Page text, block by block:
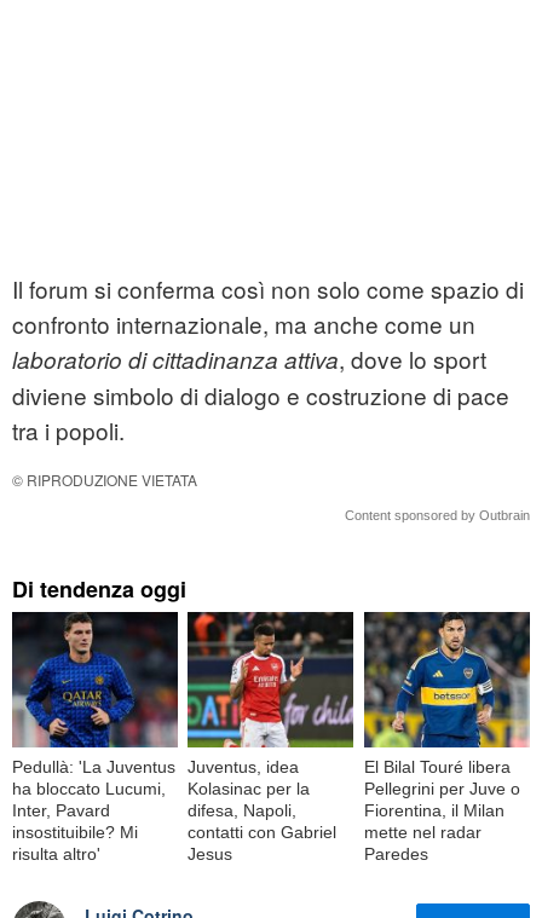
Il forum si conferma così non solo come spazio di
confronto internazionale, ma anche come un
laboratorio di cittadinanza attiva, dove lo sport
diviene simbolo di dialogo e costruzione di pace
tra i popoli.
© RIPRODUZIONE VIETATA
Content sponsored by Outbrain
Di tendenza oggi
Pedullà: 'La Juventus
ha bloccato Lucumi,
Inter, Pavard
insostituibile? Mi
risulta altro'
Juventus, idea
Kolasinac per la
difesa, Napoli,
contatti con Gabriel
Jesus
El Bilal Touré libera
Pellegrini per Juve o
Fiorentina, il Milan
mette nel radar
Paredes